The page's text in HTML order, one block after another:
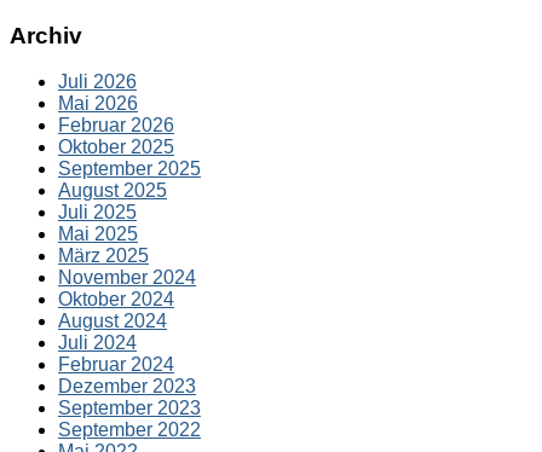
Archiv
Juli 2026
Mai 2026
Februar 2026
Oktober 2025
September 2025
August 2025
Juli 2025
Mai 2025
März 2025
November 2024
Oktober 2024
August 2024
Juli 2024
Februar 2024
Dezember 2023
September 2023
September 2022